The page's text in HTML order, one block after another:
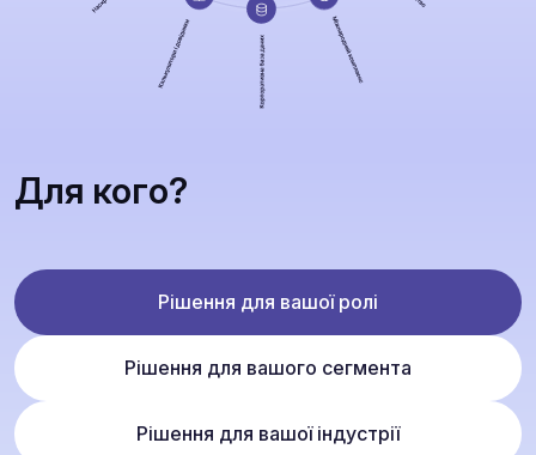
Для кого?
Рішення для вашої ролі
Рішення для вашого сегмента
Рішення для вашої індустрії